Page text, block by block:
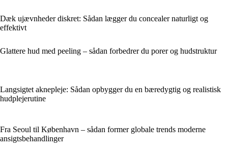
Dæk ujævnheder diskret: Sådan lægger du concealer naturligt og
effektivt
Glattere hud med peeling – sådan forbedrer du porer og hudstruktur
Langsigtet aknepleje: Sådan opbygger du en bæredygtig og realistisk
hudplejerutine
Fra Seoul til København – sådan former globale trends moderne
ansigtsbehandlinger